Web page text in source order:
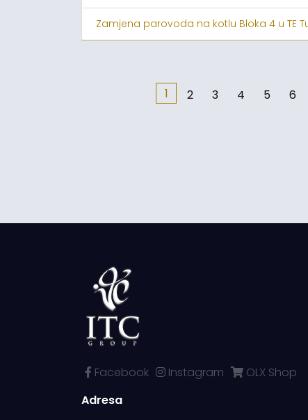
Zamjena parovoda na kotlu Bloka 4 u TE
1 2 3 4 5 6
Facebook Instagram
OLX Shop
Adresa